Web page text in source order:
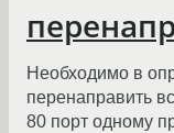
Необходимо в
перенаправить
80 порт одному